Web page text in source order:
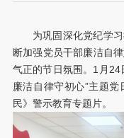
为巩固深化党纪学
断加强党员干部廉洁自
气正的节日氛围。1月24
廉洁自律守初心”主题
民》警示教育专题片。